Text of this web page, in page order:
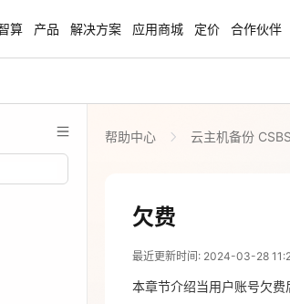
助您降本增
安全隔离版OpenClaw
企业出海解决方案
助力您的业务扬帆出海，通
算 产品 解决方案 应用商城 定价 合作伙伴
帮助中心 云主机备份 CSBS
欠费
最近更新时间: 2024-03-28
2024-03-28 03:28:23
产生欠费的可能情
本章节介绍当用户账号欠费